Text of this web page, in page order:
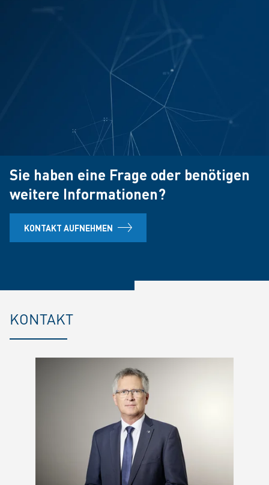
Sie haben eine Frage oder benötigen
weitere Informationen?
KONTAKT AUFNEHMEN
KONTAKT